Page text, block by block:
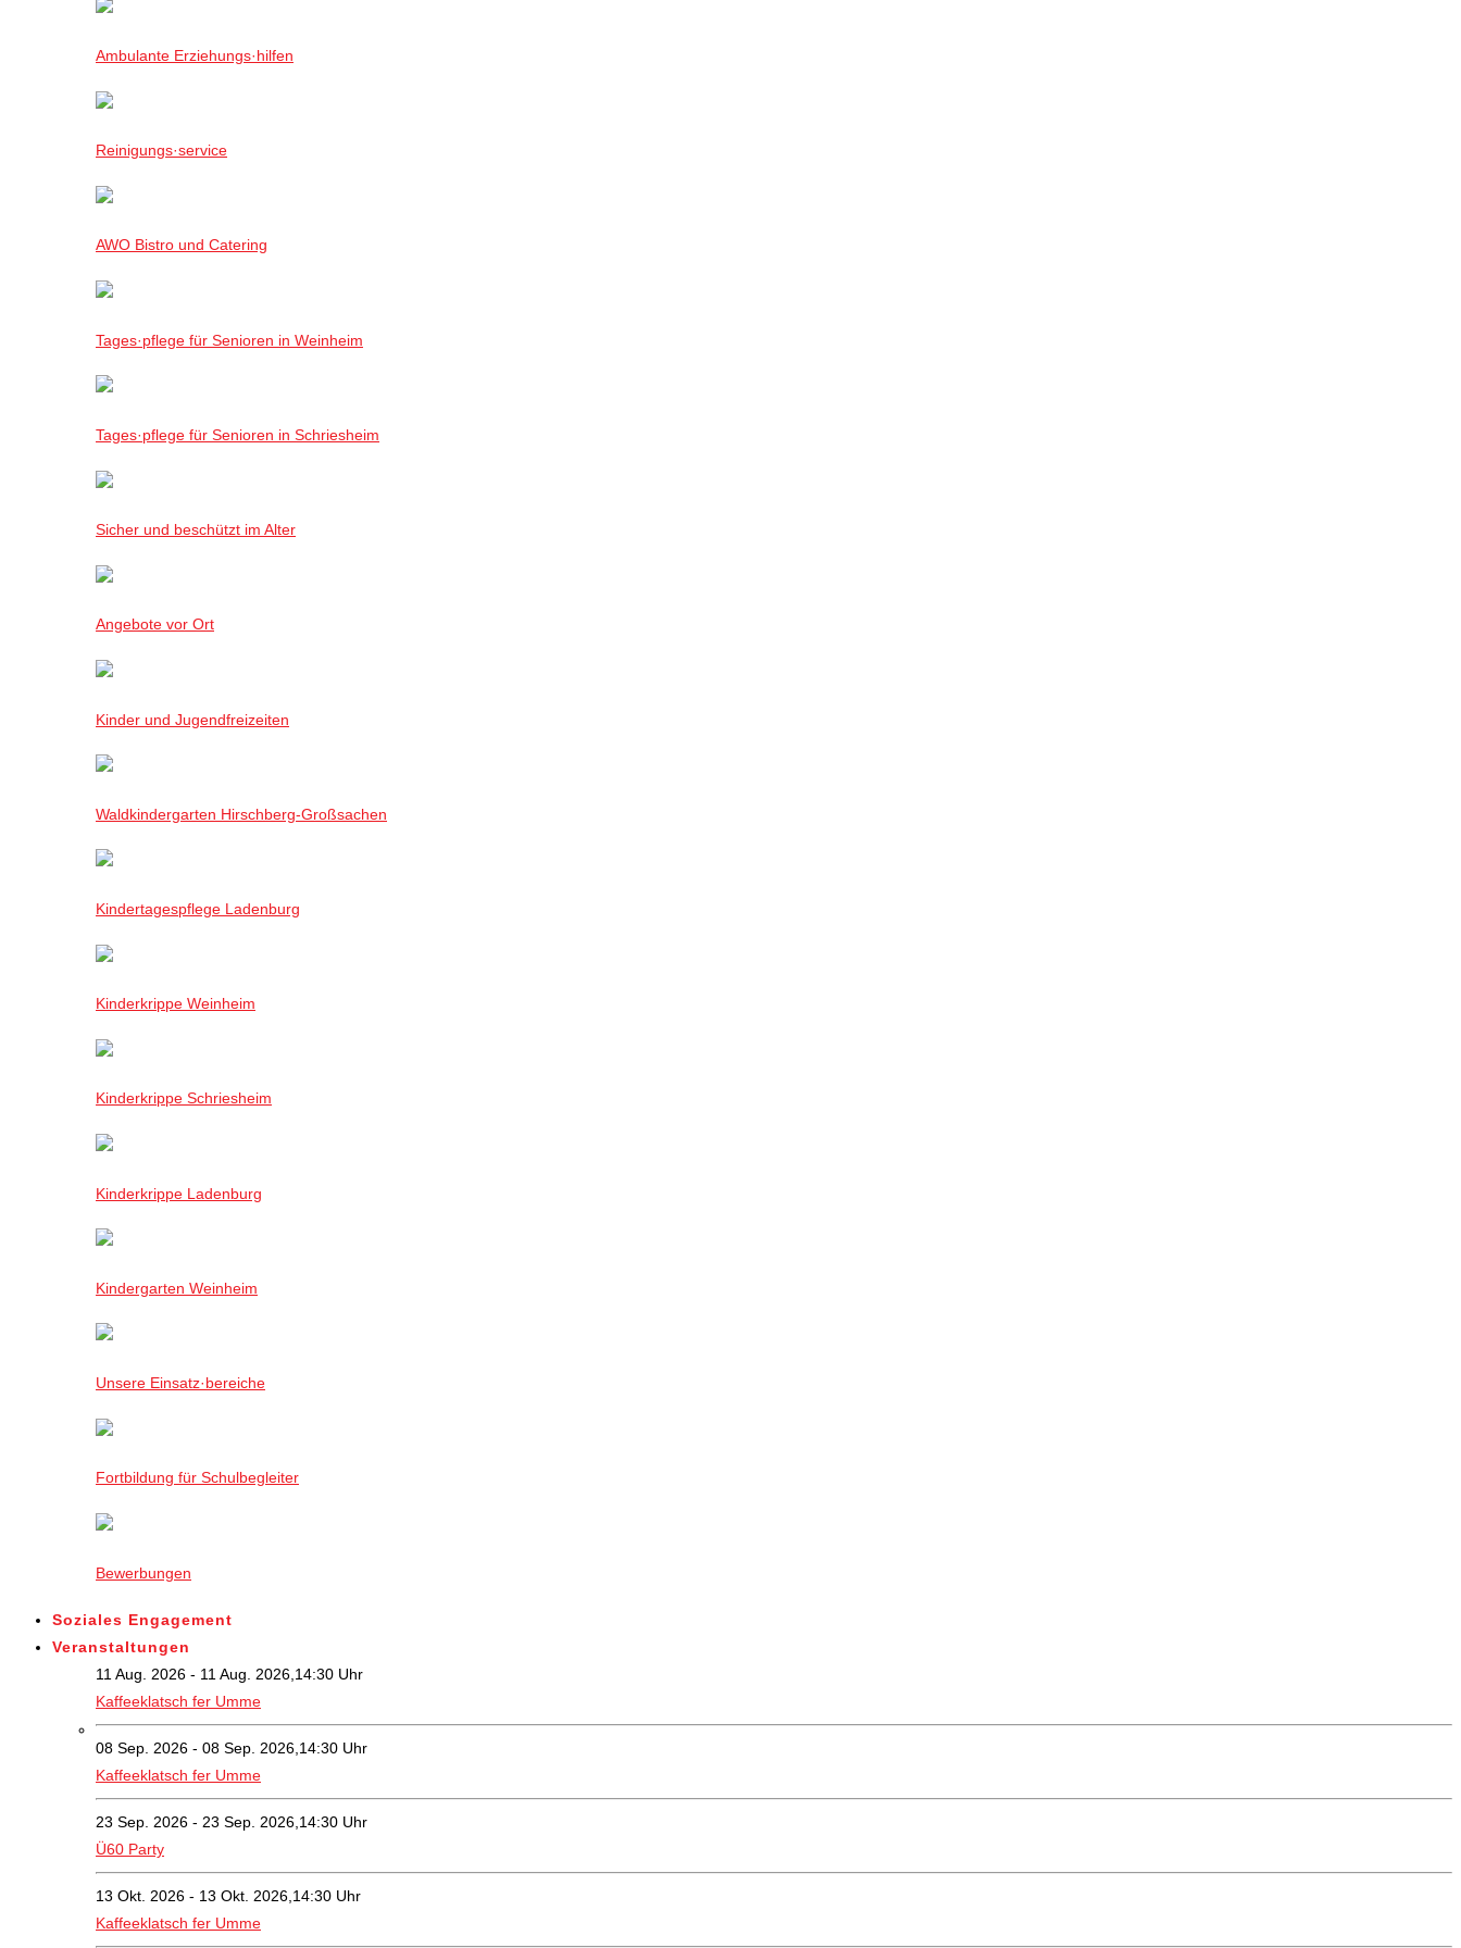
Ambulante Erziehungs·hilfen
Reinigungs·service
AWO Bistro und Catering
Tages·pflege für Senioren in Weinheim
Tages·pflege für Senioren in Schriesheim
Sicher und beschützt im Alter
Angebote vor Ort
Kinder und Jugendfreizeiten
Waldkindergarten Hirschberg-Großsachen
Kindertagespflege Ladenburg
Kinderkrippe Weinheim
Kinderkrippe Schriesheim
Kinderkrippe Ladenburg
Kindergarten Weinheim
Unsere Einsatz·bereiche
Fortbildung für Schulbegleiter
Bewerbungen
Soziales Engagement
Veranstaltungen
11 Aug. 2026 - 11 Aug. 2026,14:30 Uhr
Kaffeeklatsch fer Umme
08 Sep. 2026 - 08 Sep. 2026,14:30 Uhr
Kaffeeklatsch fer Umme
23 Sep. 2026 - 23 Sep. 2026,14:30 Uhr
Ü60 Party
13 Okt. 2026 - 13 Okt. 2026,14:30 Uhr
Kaffeeklatsch fer Umme